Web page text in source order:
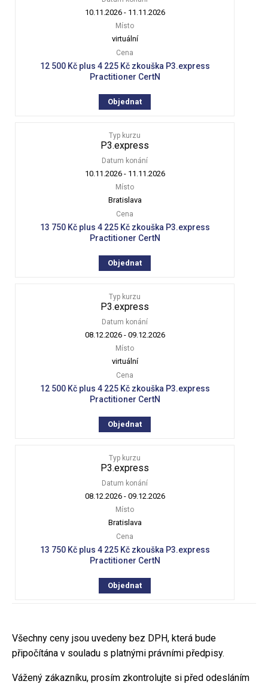
10.11.2026- 11.11.2026
Místo
virtuální
Cena
12 500 Kč plus 4 225 Kč zkouška P3.express
Practitioner CertN
Objednat
Typ kurzu
P3.express
Datum konání
10.11.2026- 11.11.2026
Místo
Bratislava
Cena
13 750 Kč plus 4 225 Kč zkouška P3.express
Practitioner CertN
Objednat
Typ kurzu
P3.express
Datum konání
08.12.2026- 09.12.2026
Místo
virtuální
Cena
12 500 Kč plus 4 225 Kč zkouška P3.express
Practitioner CertN
Objednat
Typ kurzu
P3.express
Datum konání
08.12.2026- 09.12.2026
Místo
Bratislava
Cena
13 750 Kč plus 4 225 Kč zkouška P3.express
Practitioner CertN
Objednat
Všechny ceny jsou uvedeny bez DPH, která bude
připočítána v souladu s platnými právními předpisy.
Vážený zákazníku, prosím zkontrolujte si před odesláním